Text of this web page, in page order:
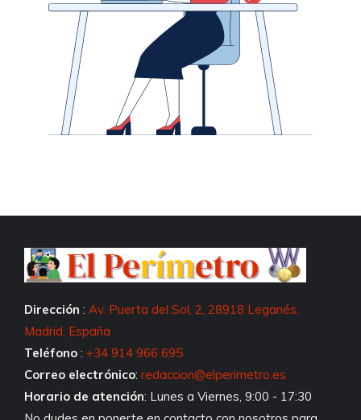
Dirección : Av. Puerta del Sol, 2, 28918 Leganés,
Madrid, España
Teléfono : +34 914 966 695
Correo electrónico: redaccion@elperimetro.es
Horario de atención: Lunes a Viernes, 9:00 - 17:30